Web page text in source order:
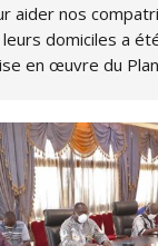
aider nos
domiciles a
en œuvre du